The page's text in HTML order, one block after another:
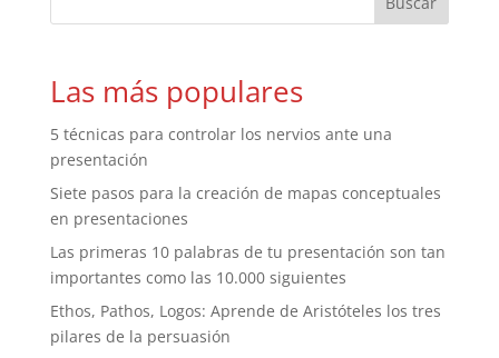
Las más populares
5 técnicas para controlar los nervios ante una
presentación
Siete pasos para la creación de mapas conceptuales
en presentaciones
Las primeras 10 palabras de tu presentación son tan
importantes como las 10.000 siguientes
Ethos, Pathos, Logos: Aprende de Aristóteles los tres
pilares de la persuasión